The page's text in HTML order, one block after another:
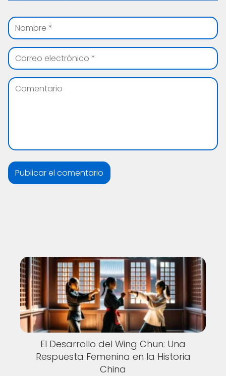
El Desarrollo del Wing Chun: Una
Respuesta Femenina en la Historia
China